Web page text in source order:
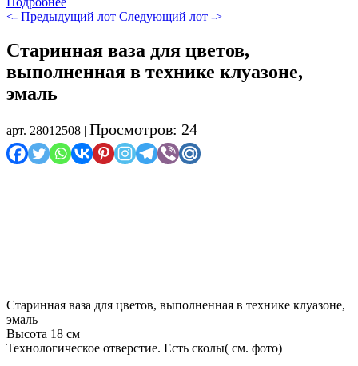
<- Предыдущий лот Следующий лот ->
Старинная ваза для цветов,
выполненная в технике клуазоне,
эмаль
арт. 28012508 | Просмотров: 24
Старинная ваза для цветов, выполненная в технике клуазоне,
эмаль
Высота 18 см
Технологическое отверстие. Есть сколы( см. фото)